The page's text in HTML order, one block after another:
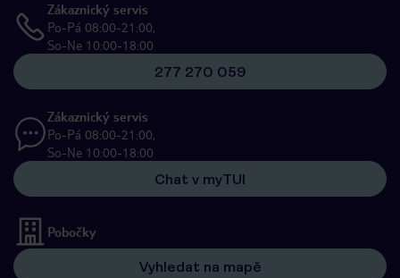
Zákaznický servis
Po-Pá 08:00-21:00,
So-Ne 10:00-18:00
277 270 059
Zákaznický servis
Po-Pá 08:00-21:00,
So-Ne 10:00-18:00
Chat v myTUI
Pobočky
Vyhledat na mapě